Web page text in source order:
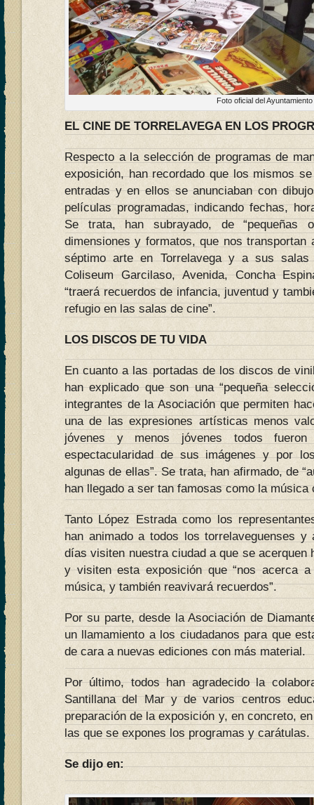
Foto oficial del Ayuntamiento
EL CINE DE TORRELAVEGA EN LOS
Respecto a la selección de programas de
exposición, han recordado que los mismos
entradas y en ellos se anunciaban con
películas programadas, indicando fechas,
Se trata, han subrayado, de “pequeñas
dimensiones y formatos, que nos transportan
séptimo arte en Torrelavega y a sus salas
Coliseum Garcilaso, Avenida, Concha
“traerá recuerdos de infancia, juventud y
refugio en las salas de cine”.
LOS DISCOS DE TU VIDA
En cuanto a las portadas de los discos de
han explicado que son una “pequeña
integrantes de la Asociación que permiten
una de las expresiones artísticas menos
jóvenes y menos jóvenes todos
espectacularidad de sus imágenes y por
algunas de ellas”. Se trata, han afirmado, de
han llegado a ser tan famosas como la música
Tanto López Estrada como los
han animado a todos los torrelaveguenses
días visiten nuestra ciudad a que se acerquen
y visiten esta exposición que “nos acerca
música, y también reavivará recuerdos”.
Por su parte, desde la Asociación de
un llamamiento a los ciudadanos para que
de cara a nuevas ediciones con más material.
Por último, todos han agradecido la
Santillana del Mar y de varios centros
preparación de la exposición y, en concreto,
las que se expones los programas y carátulas.
Se dijo en: